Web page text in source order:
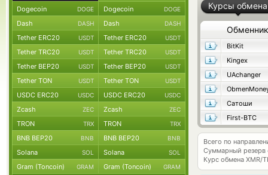
Курсы обмена
Обменник
BitKit
Kingex
UAchanger
Сатоши
First-BTC
Всего по
Суммарный резерв
Курс обмена XMR/
Dogecoin DOGE Dogecoin DOGE
Dash DASH Dash DASH
Tether ERC20 USDT Tether ERC20 USDT
Tether TRC20 USDT Tether TRC20 USDT
Tether BEP20 USDT Tether BEP20 USDT
Tether TON USDT Tether TON USDT
USDC ERC20 USDC USDC ERC20 USDC
Zcash ZEC Zcash ZEC
TRON TRX TRON TRX
BNB BEP20 BNB BNB BEP20 BNB
Solana SOL Solana SOL
Gram (Toncoin) GRAM Gram (Toncoin) GRAM